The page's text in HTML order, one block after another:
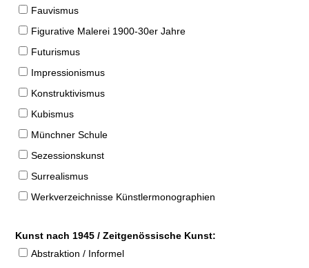
Fauvismus
Figurative Malerei 1900-30er Jahre
Futurismus
Impressionismus
Konstruktivismus
Kubismus
Münchner Schule
Sezessionskunst
Surrealismus
Werkverzeichnisse Künstlermonographien
Kunst nach 1945 / Zeitgenössische Kunst:
Abstraktion / Informel